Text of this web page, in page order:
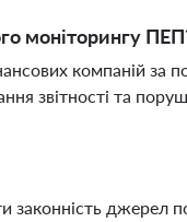
моніторингу
компаній за
звітності та
законність джерел